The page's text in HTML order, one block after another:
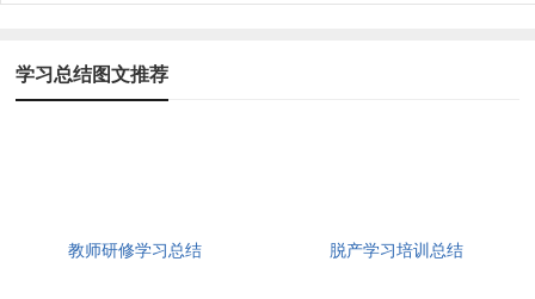
学习总结图文推荐
教师研修学习总结 脱产学习培训总结